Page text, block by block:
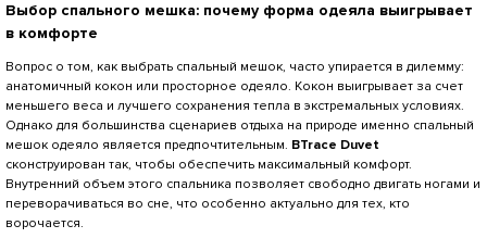
Выбор спального мешка: почему форма одеяла выигрывает
в комфорте
Вопрос о том, как выбрать спальный мешок, часто упирается в дилемму:
анатомичный кокон или просторное одеяло. Кокон выигрывает за счет
меньшего веса и лучшего сохранения тепла в экстремальных условиях.
Однако для большинства сценариев отдыха на природе именно спальный
мешок одеяло является предпочтительным. BTrace Duvet
сконструирован так, чтобы обеспечить максимальный комфорт.
Внутренний объем этого спальника позволяет свободно двигать ногами и
переворачиваться во сне, что особенно актуально для тех, кто
ворочается.